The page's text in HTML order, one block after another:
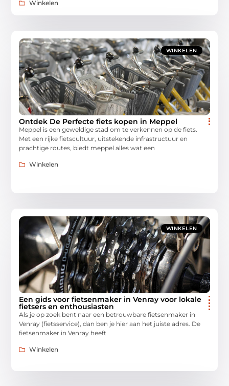
Winkelen
WINKELEN
Ontdek De Perfecte fiets kopen in Meppel
Meppel is een geweldige stad om te verkennen op de fiets.
Met een rijke fietscultuur, uitstekende infrastructuur en
prachtige routes, biedt meppel alles wat een
Winkelen
WINKELEN
Een gids voor fietsenmaker in Venray voor lokale
fietsers en enthousiasten
Als je op zoek bent naar een betrouwbare fietsenmaker in
Venray (fietsservice), dan ben je hier aan het juiste adres. De
fietsenmaker in Venray heeft
Winkelen